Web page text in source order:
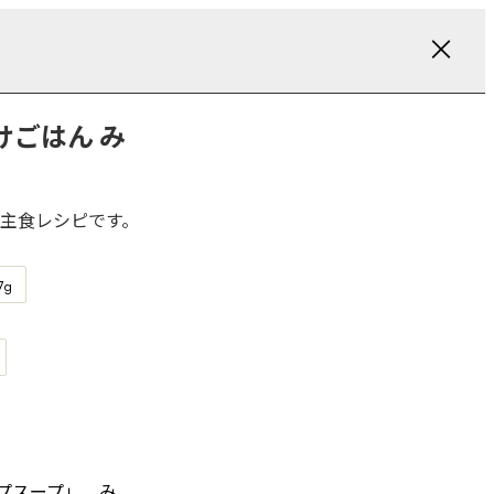
ごはん み
食レシピです。
g